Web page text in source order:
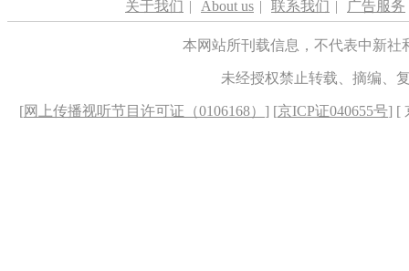
关于我们 | About us | 联系我们 | 广告服务
本网站所刊载信息，不代表中新
未经授权禁止转载、摘编、
[网上传播视听节目许可证（0106168） ] [京ICP证040655号] [